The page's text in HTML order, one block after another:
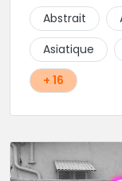
qualité de
de prendre son
toujours se
hygiène irréprochable. La bonne
le respect, faire
qualité, sont les
Abstrait
Asiatique
+ 16